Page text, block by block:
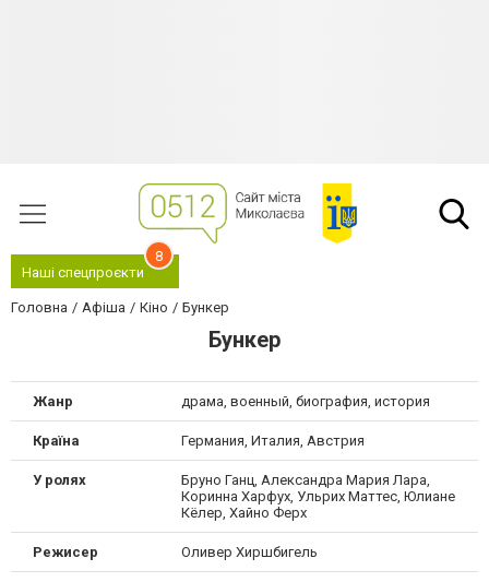
Наші спецпроєкти
8
Головна Афіша Кіно Бункер
Бункер
Жанр драма, военный, биография, история
Країна Германия, Италия, Австрия
У ролях
Бруно Ганц, Александра Мария Лара,
Коринна Харфух, Ульрих Маттес, Юлиане
Кёлер, Хайно Ферх
Режисер Оливер Хиршбигель